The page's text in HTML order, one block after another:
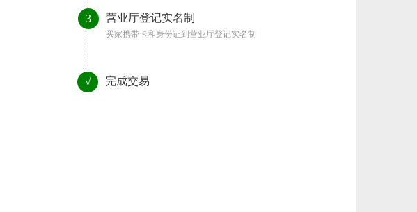
3 营业厅登记实名制
买家携带卡和身份证到营业厅登记实名制
√ 完成交易